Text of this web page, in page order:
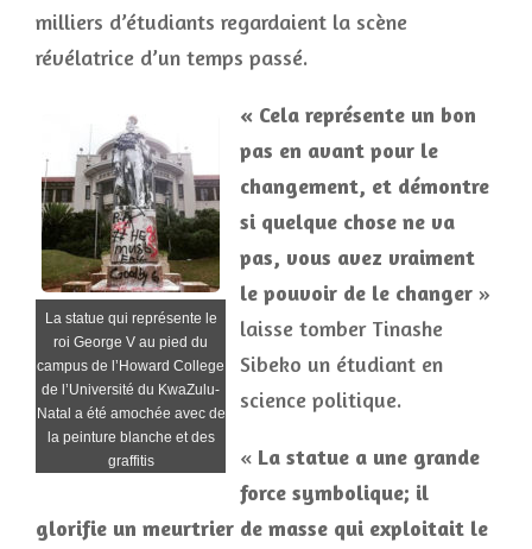
milliers d’étudiants regardaient la scène
révélatrice d’un temps passé.
La statue qui représente le
roi George V au pied du
campus de l’Howard College
de l’Université du KwaZulu-
Natal a été amochée avec de
la peinture blanche et des
graffitis
« Cela représente un bon
pas en avant pour le
changement, et démontre
si quelque chose ne va
pas, vous avez vraiment
le pouvoir de le changer »
laisse tomber Tinashe
Sibeko un étudiant en
science politique.
« La statue a une grande
force symbolique; il
glorifie un meurtrier de masse qui exploitait le